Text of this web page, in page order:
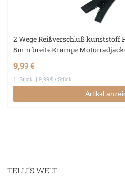
2 Wege Reißverschluß kunststoff
8mm breite Krampe
9,99 €
1 Stück | 9,99 € / Stück
Artikel
TELLI´S WELT